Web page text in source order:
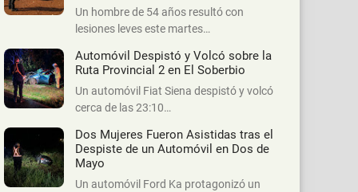
Un hombre de 54 años resultó con
lesiones leves este martes…
Automóvil Despistó y Volcó sobre la
Ruta Provincial 2 en El Soberbio
Un automóvil Fiat Siena despistó y volcó
cerca de las 23:10…
Dos Mujeres Fueron Asistidas tras el
Despiste de un Automóvil en Dos de
Mayo
Un automóvil Ford Ka protagonizó un